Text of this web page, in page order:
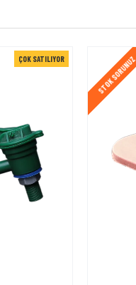
ÇOK SATILIYOR STOK SORUNUZ